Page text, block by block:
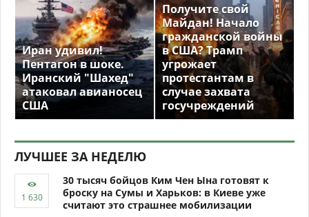
Иран удивил!
Пентагон в шоке.
Иранский "Шахед"
атаковал авианосец
США
Получите свой
Майдан! Начало
гражданской войны
в США? Трамп
угрожает
протестантам в
случае захвата
госучреждений
ЛУЧШЕЕ ЗА НЕДЕЛЮ
30 тысяч бойцов Ким Чен Ына готовят к
броску на Сумы и Харьков: в Киеве уже
считают это страшнее мобилизации